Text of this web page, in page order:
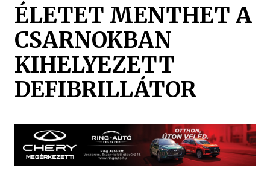
ÉLETET MENTHET A
CSARNOKBAN
KIHELYEZETT
DEFIBRILLÁTOR